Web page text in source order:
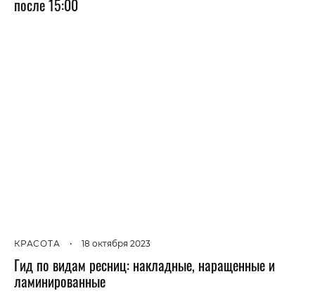
после 15:00
КРАСОТА • 18 октября 2023
Гид по видам ресниц: накладные, наращенные и
ламинированные